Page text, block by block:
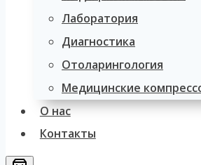
Лаборатория
Диагностика
Отоларингология
Медицинские
О нас
Контакты